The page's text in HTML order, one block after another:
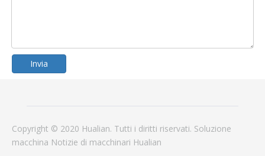
Invia
Copyright © 2020 Hualian. Tutti i diritti riservati. Soluzione
macchina Notizie di macchinari Hualian